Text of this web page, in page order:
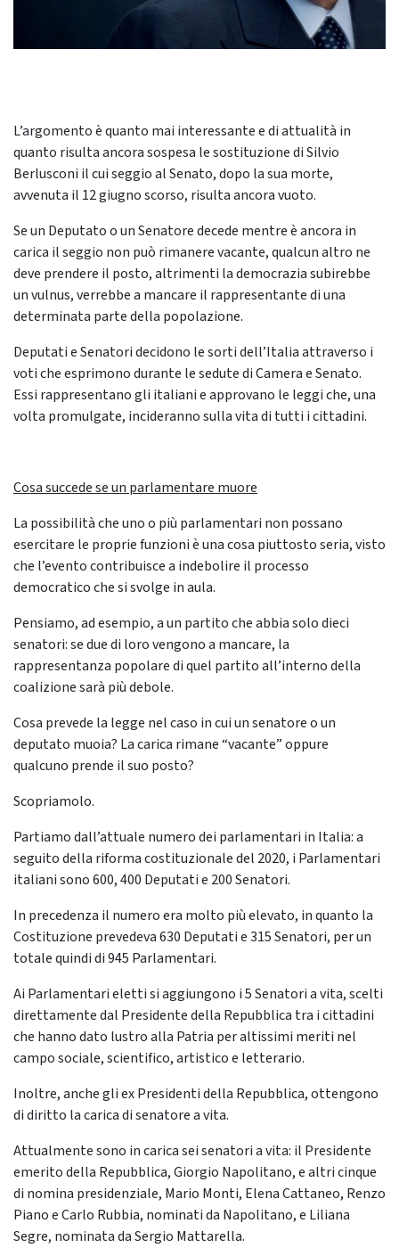
L’argomento è quanto mai interessante e di attualità in
quanto risulta ancora sospesa le sostituzione di Silvio
Berlusconi il cui seggio al Senato, dopo la sua morte,
avvenuta il 12 giugno scorso, risulta ancora vuoto.
Se un Deputato o un Senatore decede mentre è ancora in
carica il seggio non può rimanere vacante, qualcun altro ne
deve prendere il posto, altrimenti la democrazia subirebbe
un vulnus, verrebbe a mancare il rappresentante di una
determinata parte della popolazione.
Deputati e Senatori decidono le sorti dell’Italia attraverso i
voti che esprimono durante le sedute di Camera e Senato.
Essi rappresentano gli italiani e approvano le leggi che, una
volta promulgate, incideranno sulla vita di tutti i cittadini.
Cosa succede se un parlamentare muore
La possibilità che uno o più parlamentari non possano
esercitare le proprie funzioni è una cosa piuttosto seria, visto
che l’evento contribuisce a indebolire il processo
democratico che si svolge in aula.
Pensiamo, ad esempio, a un partito che abbia solo dieci
senatori: se due di loro vengono a mancare, la
rappresentanza popolare di quel partito all’interno della
coalizione sarà più debole.
Cosa prevede la legge nel caso in cui un senatore o un
deputato muoia? La carica rimane “vacante” oppure
qualcuno prende il suo posto?
Scopriamolo.
Partiamo dall’attuale numero dei parlamentari in Italia: a
seguito della riforma costituzionale del 2020, i Parlamentari
italiani sono 600, 400 Deputati e 200 Senatori.
In precedenza il numero era molto più elevato, in quanto la
Costituzione prevedeva 630 Deputati e 315 Senatori, per un
totale quindi di 945 Parlamentari.
Ai Parlamentari eletti si aggiungono i 5 Senatori a vita, scelti
direttamente dal Presidente della Repubblica tra i cittadini
che hanno dato lustro alla Patria per altissimi meriti nel
campo sociale, scientifico, artistico e letterario.
Inoltre, anche gli ex Presidenti della Repubblica, ottengono
di diritto la carica di senatore a vita.
Attualmente sono in carica sei senatori a vita: il Presidente
emerito della Repubblica, Giorgio Napolitano, e altri cinque
di nomina presidenziale, Mario Monti, Elena Cattaneo, Renzo
Piano e Carlo Rubbia, nominati da Napolitano, e Liliana
Segre, nominata da Sergio Mattarella.